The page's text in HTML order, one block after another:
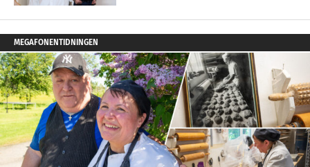
MEGAFONENTIDNINGEN